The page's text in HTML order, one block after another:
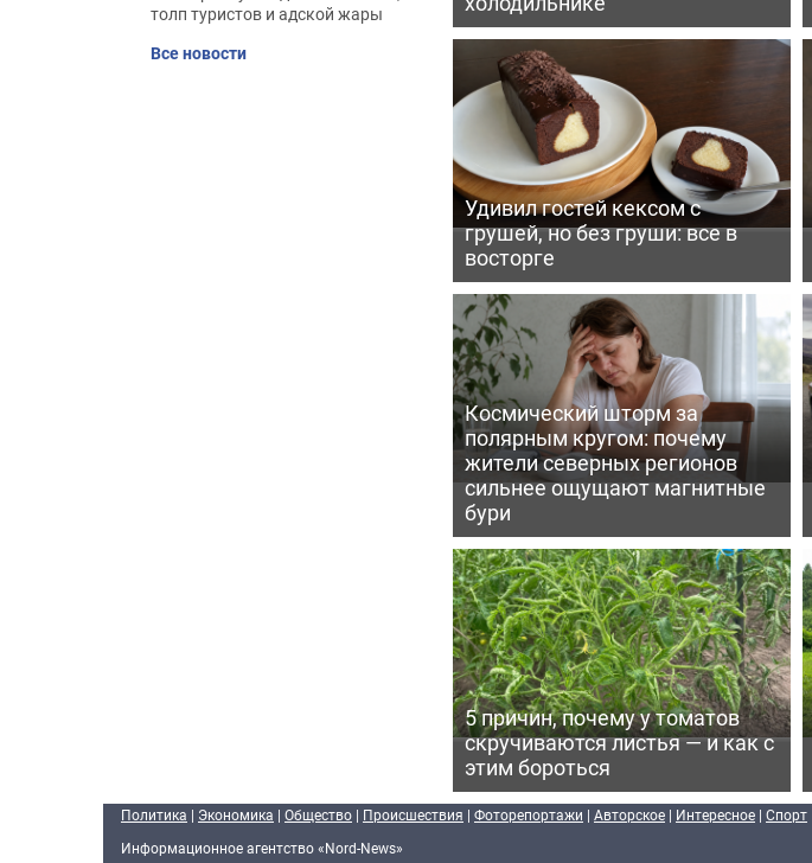
Удивил гостей кексом с
грушей, но без груши: все в
восторге
Космический шторм за
полярным кругом: почему
жители северных регионов
сильнее ощущают магнитные
бури
5 причин, почему у томатов
скручиваются листья — и как с
этим бороться
толп туристов и адской жары
Все новости
Политика | Экономика | Общество | Происшествия | Фоторепортажи | Авторское | Интересное | Спорт
Информационное агентство «Nord-News»